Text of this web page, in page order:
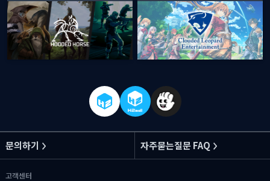
문의하기 자주묻는질문 FAQ
고객센터